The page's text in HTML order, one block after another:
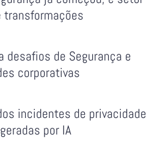
desafios de Segurança e
corporativas
incidentes de privacidade
por IA